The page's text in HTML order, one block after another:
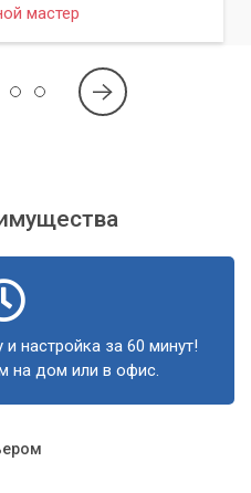
мастер
настройка за 60 минут!
на дом или в офис.